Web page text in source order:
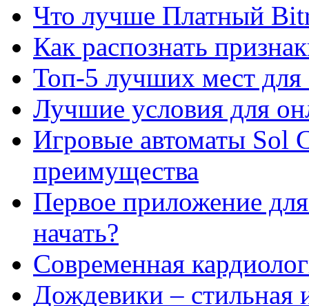
Что лучше Платный
Как распознать
Топ-5 лучших мест для
Лучшие условия для
Игровые автоматы Sol
преимущества
Первое приложение
начать?
Современная
Дождевики – стильная